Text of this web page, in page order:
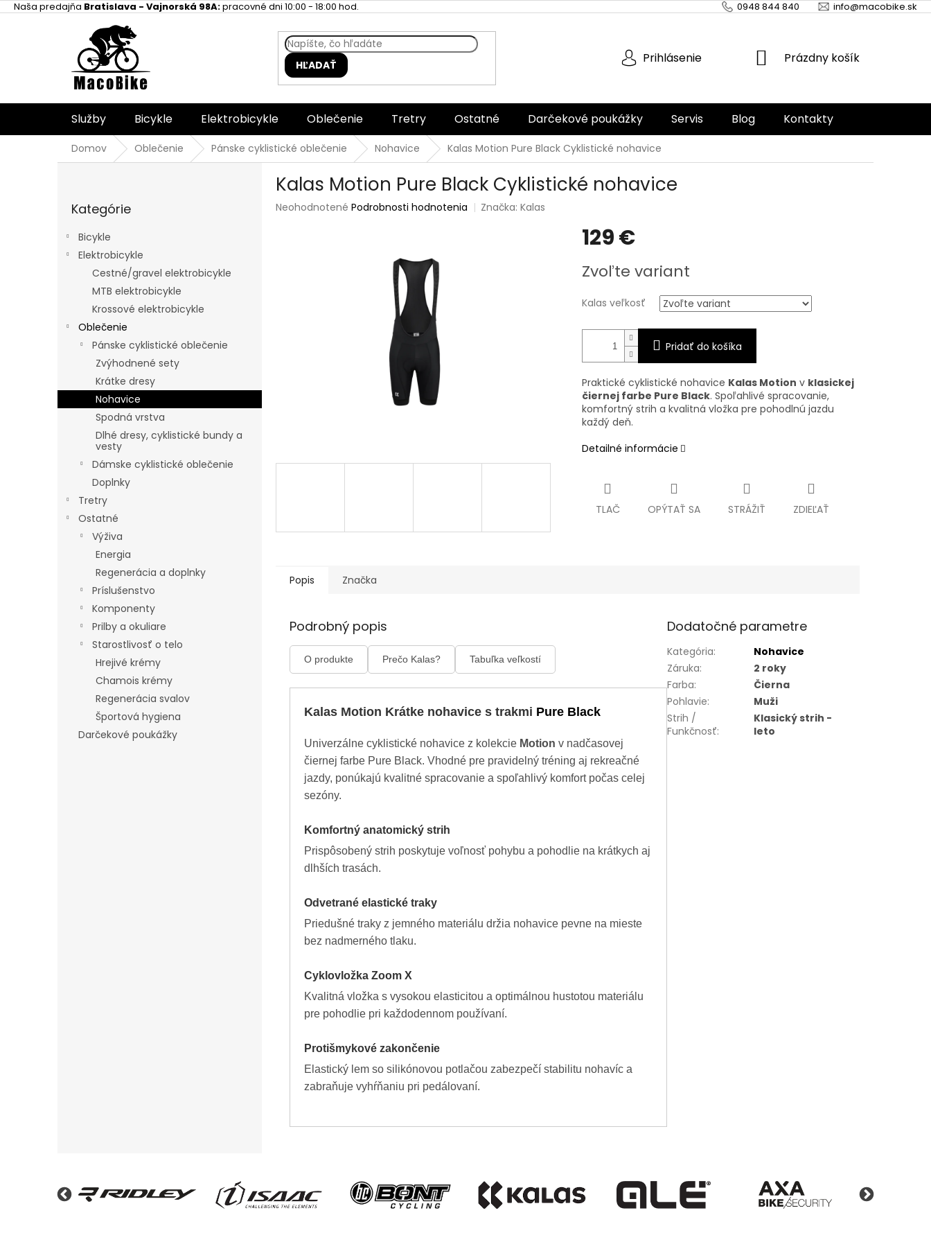
PrejsťNaša predajňa Bratislava - Vajnorská 98A:pracovné dni 10:00 - 18:00 hod. 0948 844 840 info@macobike.sk
HĽADAŤ Prihlásenie
NÁKUPNÝ
Prázdny košík
Služby Bicykle Elektrobicykle Oblečenie Tretry Ostatné Darčekové poukážky Servis Blog Kontakty
Domov Oblečenie Pánske cyklistické oblečenie Nohavice Kalas Motion Pure Black Cyklistické nohavice
kategórie
Kategórie
Bicykle
Elektrobicykle
Cestné/gravel elektrobicykle
MTB elektrobicykle
Krossové elektrobicykle
Oblečenie
Pánske cyklistické oblečenie
Zvýhodnené sety
Krátke dresy
Nohavice
Spodná vrstva
Dlhé dresy, cyklistické bundy a
vesty
Dámske cyklistické oblečenie
Doplnky
Tretry
Ostatné
Výživa
Energia
Regenerácia a doplnky
Príslušenstvo
Komponenty
Prilby a okuliare
Starostlivosť o telo
Hrejivé krémy
Chamois krémy
Regenerácia svalov
Športová hygiena
Darčekové poukážky
Kalas Motion Pure Black Cyklistické nohavice
Priemerné
Neohodnotené Podrobnosti hodnotenia Značka:Kalas
129 €
cena:
Zvoľte variant
Kalas veľkosť
Pridať do košíka
Praktické cyklistické nohavice Kalas Motion v klasickej
čiernej farbe Pure Black. Spoľahlivé spracovanie,
komfortný strih a kvalitná vložka pre pohodlnú jazdu
každý deň.
Detailné informácie
TLAČ OPÝTAŤ SA STRÁŽIŤ ZDIEĽAŤ
Popis Značka
Podrobný popis
O produkte Prečo Kalas? Tabuľka veľkostí
Kalas Motion Krátke nohavice s trakmi Pure Black
Univerzálne cyklistické nohavice z kolekcie Motion v nadčasovej
čiernej farbe Pure Black. Vhodné pre pravidelný tréning aj rekreačné
jazdy, ponúkajú kvalitné spracovanie a spoľahlivý komfort počas celej
sezóny.
Komfortný anatomický strih
Prispôsobený strih poskytuje voľnosť pohybu a pohodlie na krátkych aj
dlhších trasách.
Odvetrané elastické traky
Priedušné traky z jemného materiálu držia nohavice pevne na mieste
bez nadmerného tlaku.
Cyklovložka Zoom X
Kvalitná vložka s vysokou elasticitou a optimálnou hustotou materiálu
pre pohodlie pri každodennom používaní.
Protišmykové zakončenie
Elastický lem so silikónovou potlačou zabezpečí stabilitu nohavíc a
zabraňuje vyhŕňaniu pri pedálovaní.
Dodatočné parametre
Kategória:
Nohavice
Záruka:
2 roky
Farba:
Čierna
Pohlavie:
Muži
Strih /
Funkčnosť:
Klasický strih -
leto